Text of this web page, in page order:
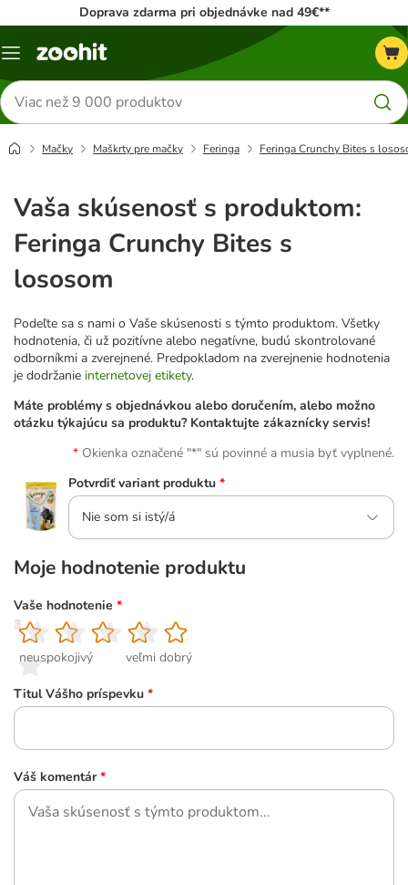
Doprava zdarma pri objednávke nad 49€**
Kategórie
Hľadať
produkty
Mačky Maškrty pre mačky Feringa Feringa Crunchy Bites s
Vaša skúsenosť s produktom:
Feringa Crunchy Bites s
lososom
Podeľte sa s nami o Vaše skúsenosti s týmto produktom. Všetky
hodnotenia, či už pozitívne alebo negatívne, budú skontrolované
odborníkmi a zverejnené. Predpokladom na zverejnenie hodnotenia
je dodržanie internetovej etikety.
Máte problémy s objednávkou alebo doručením, alebo možno
otázku týkajúcu sa produktu? Kontaktujte zákaznícky servis!
Okienka označené "*" sú povinné a musia byť vyplnené.
Potvrdiť variant produktu *
Nie som si istý/á
Moje hodnotenie produktu
Vaše hodnotenie *
1
neuspokojivý
2
3
4
5
veľmi dobrý
Titul Vášho príspevku *
Váš komentár *